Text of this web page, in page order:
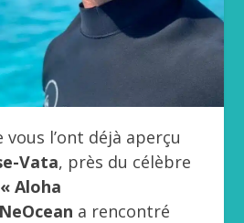
vous l’ont déjà aperçu
Vata, près du célèbre
« Aloha
NeOcean a rencontré